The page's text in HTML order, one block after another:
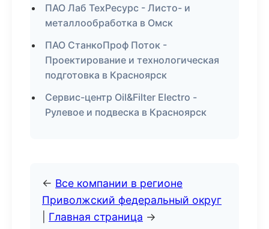
ПАО Лаб ТехРесурс - Листо- и
металлообработка в Омск
ПАО СтанкоПроф Поток -
Проектирование и технологическая
подготовка в Красноярск
Сервис-центр Oil&Filter Electro -
Рулевое и подвеска в Красноярск
← Все компании в регионе
Приволжский федеральный округ
Главная страница →